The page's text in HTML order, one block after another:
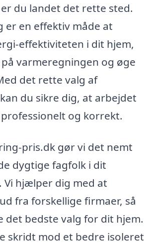
du landet det rette sted.
er en effektiv måde at
effektiviteten i dit hjem,
varmeregningen og øge
det rette valg af
du sikre dig, at arbejdet
og korrekt.
pris.dk gør vi det nemt
dygtige fagfolk i dit
Vi hjælper dig med at
fra forskellige firmaer, så
bedste valg for dit hjem.
skridt mod et bedre isoleret